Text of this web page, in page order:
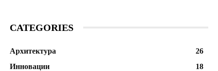
CATEGORIES
Архитектура
26
Инновации
18